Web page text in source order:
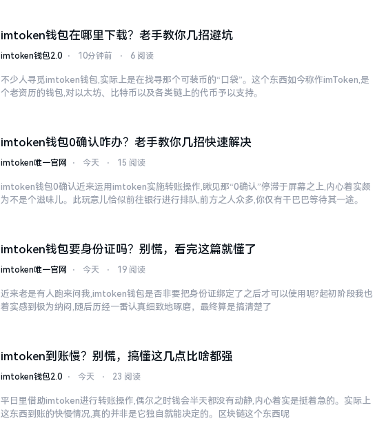
imtoken钱包在哪里下载？老手教你几招避坑
imtoken钱包2.0 ⋅ 10分钟前 ⋅ 6 阅读
不少人寻觅imtoken钱包,实际上是在找寻那个可装币的“口袋”。这个东西如今称作imToken,是
个老资历的钱包,对以太坊、比特币以及各类链上的代币予以支持。
imtoken钱包0确认咋办？老手教你几招快速解决
imtoken唯一官网 ⋅ 今天 ⋅ 15 阅读
imtoken钱包0确认近来运用imtoken实施转账操作,瞅见那“0确认”停滞于屏幕之上,内心着实颇
为不是个滋味儿。此玩意儿恰似前往银行进行排队,前方之人众多,你仅有干巴巴等待其一途。
imtoken钱包要身份证吗？别慌，看完这篇就懂了
imtoken唯一官网 ⋅ 今天 ⋅ 19 阅读
近来老是有人跑来问我,imtoken钱包是否非要把身份证绑定了之后才可以使用呢?起初阶段我也
着实感到极为纳闷,随后历经一番认真细致地琢磨，最终算是搞清楚了
imtoken到账慢？别慌，搞懂这几点比啥都强
imtoken钱包2.0 ⋅ 今天 ⋅ 23 阅读
平日里借助imtoken进行转账操作,偶尔之时钱会半天都没有动静,内心着实是挺着急的。实际上
这东西到账的快慢情况,真的并非是它独自就能决定的。区块链这个东西呢